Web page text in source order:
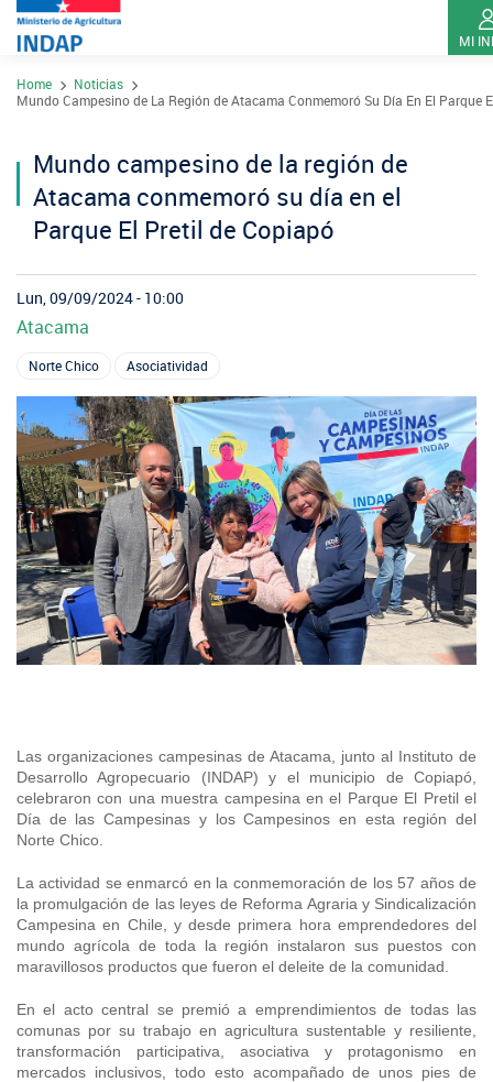
MI
Contacto
Ley del Lobby
Sistema de Integridad
Sobre INDAP
¿Qué es INDAP?
Sea usuario INDAP
Gestión y Presupuesto
Consultores de Riego
Registro nacional SIRSD-S
Nómina consultores de Riego
Registro Ley 19.862
Indicadores de Gestión
Trabaje en INDAP
Nuestros Programas
Programa Desarrollo Territorial Indígena
Programa de Asociatividad Económica
Sustentabilidad de los suelos SIRSD-S
Programa Desarrollo Inversiones - PDI
Programa desarrollo local - Prodesal
Servicio de Asesoría Técnica - SAT
Crédito Corto Plazo
Ver todos los Programas
Concursos de Fomento
Acciones INDAP
Red Tiendas Mundo Rural
Sello Manos Campesinas
Mercado Campesinos
Expomundorural
Turismo Rural
Sitios Regionales
Arica y Parinacota
Tarapacá
Antofagasta
Atacama
Valparaíso
Metropolitana
O'Higgins
Maule
Ñuble
Araucanía
Los Ríos
Los Lagos
Aysén
Sala de Prensa
Noticias
Videos
Podcast
Fotografías
Biblioteca
Contacto de Prensa
Videos
Podcast
Fotografía
Biblioteca
Nuestras Redes sociales
INDAP Agustinas 1465, Santiago de Chile
Home
Noticias
Mundo Campesino de La Región de Atacama Conmemoró Su Día En El Parque
Mundo campesino de la región de
Atacama conmemoró su día en el
Parque El Pretil de Copiapó
Lun, 09/09/2024 - 10:00
Atacama
Norte Chico Asociatividad
Las organizaciones campesinas de Atacama, junto al Instituto de
Desarrollo Agropecuario (INDAP) y el municipio de Copiapó,
celebraron con una muestra campesina en el Parque El Pretil el
Día de las Campesinas y los Campesinos en esta región del
Norte Chico.
La actividad se enmarcó en la conmemoración de los 57 años de
la promulgación de las leyes de Reforma Agraria y Sindicalización
Campesina en Chile, y desde primera hora emprendedores del
mundo agrícola de toda la región instalaron sus puestos con
maravillosos productos que fueron el deleite de la comunidad.
En el acto central se premió a emprendimientos de todas las
comunas por su trabajo en agricultura sustentable y resiliente,
transformación participativa, asociativa y protagonismo en
mercados inclusivos, todo esto acompañado de unos pies de